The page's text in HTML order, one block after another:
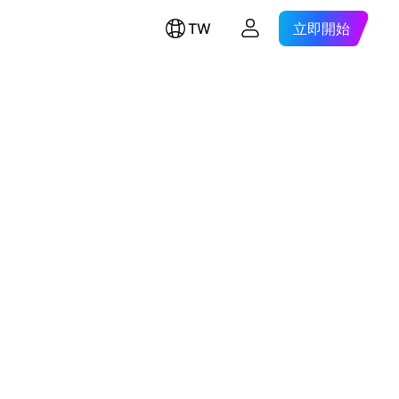
TW 立即開始